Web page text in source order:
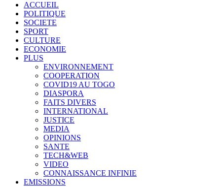
ACCUEIL
POLITIQUE
SOCIETE
SPORT
CULTURE
ECONOMIE
PLUS
ENVIRONNEMENT
COOPERATION
COVID19 AU TOGO
DIASPORA
FAITS DIVERS
INTERNATIONAL
JUSTICE
MEDIA
OPINIONS
SANTE
TECH&WEB
VIDEO
CONNAISSANCE INFINIE
EMISSIONS